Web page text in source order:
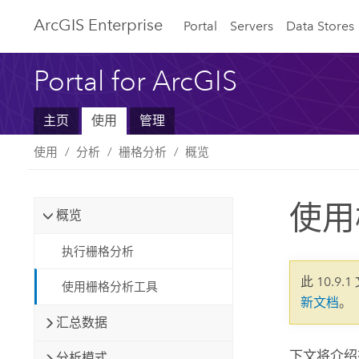
ArcGIS Enterprise Portal Servers Data Stores
Portal for ArcGIS
主页 使用 管理
使用 分析 栅格分析 概览
概览
执行栅格分析
使用栅格分析工具
汇总数据
使
此 10.9.1
新文档。